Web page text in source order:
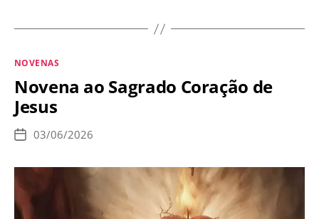
Santo
Pádua
a
Categorias
NOVENAS
Novena ao Sagrado Coração de
Jesus
Data
publicação
03/06/2026